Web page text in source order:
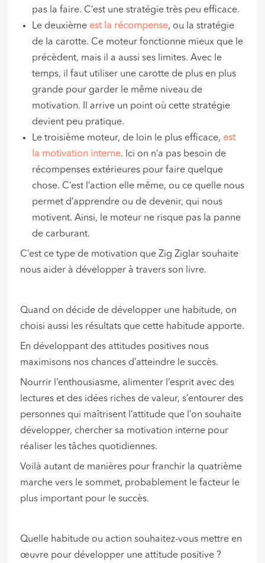
pas la faire. C’est une stratégie très peu efficace.
Le deuxième est la récompense, ou la stratégie
de la carotte. Ce moteur fonctionne mieux que le
précèdent, mais il a aussi ses limites. Avec le
temps, il faut utiliser une carotte de plus en plus
grande pour garder le même niveau de
motivation. Il arrive un point où cette stratégie
devient peu pratique.
Le troisième moteur, de loin le plus efficace, est
la motivation interne. Ici on n’a pas besoin de
récompenses extérieures pour faire quelque
chose. C’est l’action elle même, ou ce quelle nous
permet d’apprendre ou de devenir, qui nous
motivent. Ainsi, le moteur ne risque pas la panne
de carburant.
C’est ce type de motivation que Zig Ziglar souhaite
nous aider à développer à travers son livre.
Quand on décide de développer une habitude, on
choisi aussi les résultats que cette habitude apporte.
En développant des attitudes positives nous
maximisons nos chances d’atteindre le succès.
Nourrir l’enthousiasme, alimenter l’esprit avec des
lectures et des idées riches de valeur, s’entourer des
personnes qui maîtrisent l’attitude que l’on souhaite
développer, chercher sa motivation interne pour
réaliser les tâches quotidiennes.
Voilà autant de manières pour franchir la quatrième
marche vers le sommet, probablement le facteur le
plus important pour le succès.
Quelle habitude ou action souhaitez-vous mettre en
œuvre pour développer une attitude positive ?